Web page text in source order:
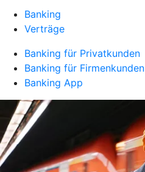
Banking
Verträge
Banking für Privatkunden
Banking für Firmenkunden
Banking App